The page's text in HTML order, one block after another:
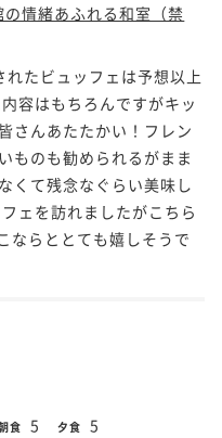
情緒あふれる和室（禁
たビュッフェは予想以上
容はもちろんですがキッ
さんあたたかい！フレン
ものも勧められるがまま
くて残念なぐらい美味し
ェを訪れましたがこちら
ならととても嬉しそうで
食 5 夕食 5